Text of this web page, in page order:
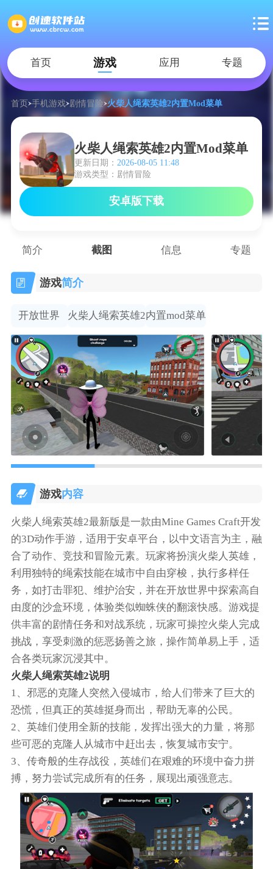
首页 游戏 应用 专题
首页 手机游戏 剧情冒险 火柴人绳索英雄2内置Mod菜单
火柴人绳索英雄2内置Mod菜单
更新日期： 2026-08-05 11:48
游戏类型：剧情冒险
安卓版下载
简介 截图 信息 专题
游戏简介
开放世界 火柴人绳索英雄2内置mod菜单
游戏内容
火柴人绳索英雄2最新版是一款由Mine Games Craft开发
的3D动作手游，适用于安卓平台，以中文语言为主，融
合了动作、竞技和冒险元素。玩家将扮演火柴人英雄，
利用独特的绳索技能在城市中自由穿梭，执行多样任
务，如打击罪犯、维护治安，并在开放世界中探索高自
由度的沙盒环境，体验类似蜘蛛侠的翻滚快感。游戏提
供丰富的剧情任务和对战系统，玩家可操控火柴人完成
挑战，享受刺激的惩恶扬善之旅，操作简单易上手，适
合各类玩家沉浸其中。
火柴人绳索英雄2说明
1、邪恶的克隆人突然入侵城市，给人们带来了巨大的
恐慌，但真正的英雄挺身而出，帮助无辜的公民。
2、英雄们使用全新的技能，发挥出强大的力量，将那
些可恶的克隆人从城市中赶出去，恢复城市安宁。
3、传奇般的生存战役，英雄们在艰难的环境中奋力拼
搏，努力尝试完成所有的任务，展现出顽强意志。